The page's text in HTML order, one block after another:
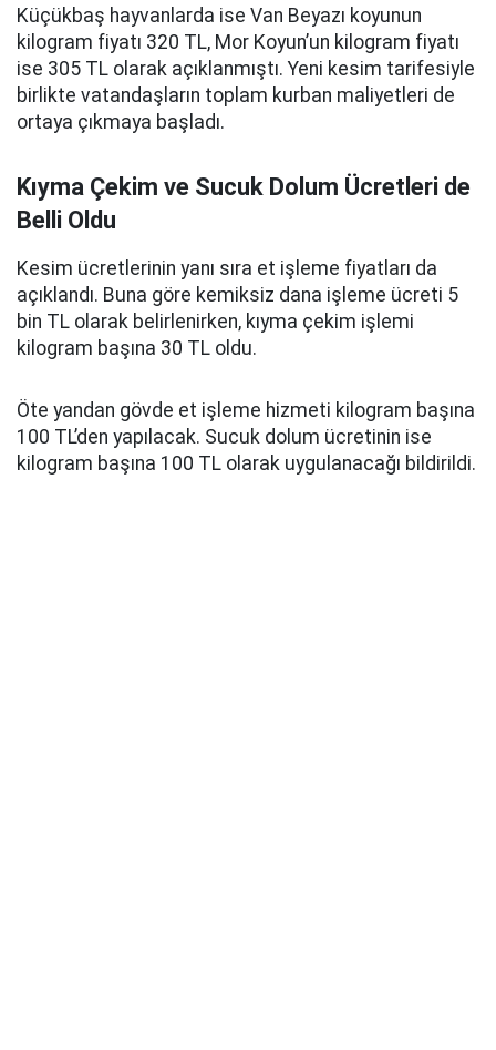
Küçükbaş hayvanlarda ise Van Beyazı koyunun
kilogram fiyatı 320 TL, Mor Koyun’un kilogram fiyatı
ise 305 TL olarak açıklanmıştı. Yeni kesim tarifesiyle
birlikte vatandaşların toplam kurban maliyetleri de
ortaya çıkmaya başladı.
Kıyma Çekim ve Sucuk Dolum Ücretleri de
Belli Oldu
Kesim ücretlerinin yanı sıra et işleme fiyatları da
açıklandı. Buna göre kemiksiz dana işleme ücreti 5
bin TL olarak belirlenirken, kıyma çekim işlemi
kilogram başına 30 TL oldu.
Öte yandan gövde et işleme hizmeti kilogram başına
100 TL’den yapılacak. Sucuk dolum ücretinin ise
kilogram başına 100 TL olarak uygulanacağı bildirildi.